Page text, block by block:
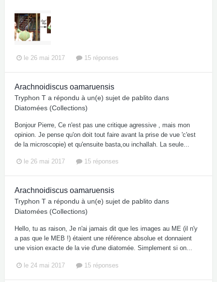
le 26 mai 2017 15 réponses
Arachnoidiscus oamaruensis
Tryphon T a répondu à un(e) sujet de pablito dans
Diatomées (Collections)
Bonjour Pierre, Ce n'est pas une critique agressive , mais mon
opinion. Je pense qu'on doit tout faire avant la prise de vue 'c'est
de la microscopie) et qu'ensuite basta,ou inchallah. La seule...
le 26 mai 2017 15 réponses
Arachnoidiscus oamaruensis
Tryphon T a répondu à un(e) sujet de pablito dans
Diatomées (Collections)
Hello, tu as raison, Je n'ai jamais dit que les images au ME (il n'y
a pas que le MEB !) étaient une référence absolue et donnaient
une vision exacte de la vie d'une diatomée. Simplement si on...
le 24 mai 2017 15 réponses